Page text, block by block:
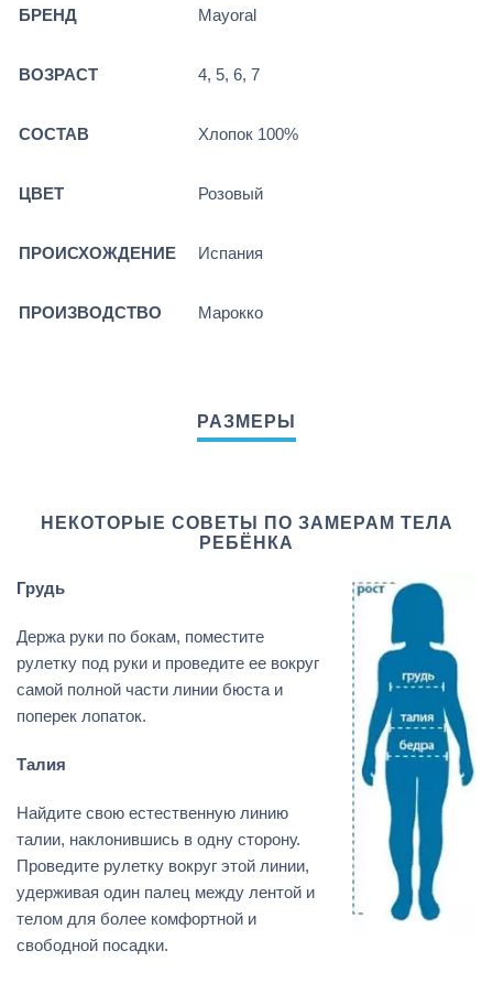
БРЕНД Mayoral
ВОЗРАСТ 4, 5, 6, 7
СОСТАВ Хлопок 100%
ЦВЕТ Розовый
ПРОИСХОЖДЕНИЕ Испания
ПРОИЗВОДСТВО Марокко
НЕКОТОРЫЕ СОВЕТЫ ПО ЗАМЕРАМ ТЕЛА
РЕБЁНКА
Грудь
Держа руки по бокам, поместите
рулетку под руки и проведите ее вокруг
самой полной части линии бюста и
поперек лопаток.
Талия
Найдите свою естественную линию
талии, наклонившись в одну сторону.
Проведите рулетку вокруг этой линии,
удерживая один палец между лентой и
телом для более комфортной и
свободной посадки.